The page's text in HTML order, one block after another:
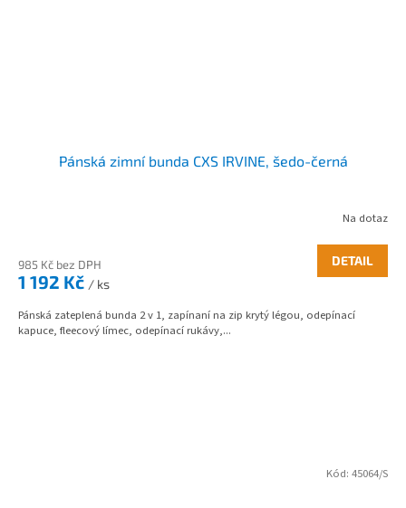
Pánská zimní bunda CXS IRVINE, šedo-černá
Na dotaz
985 Kč bez DPH
1 192 Kč / ks
DETAIL
Pánská zateplená bunda 2 v 1, zapínaní na zip krytý légou, odepínací
kapuce, fleecový límec, odepínací rukávy,...
Kód: 45064/S